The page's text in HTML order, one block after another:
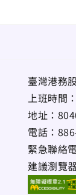
臺灣港務
上班時間
地址：
電話：
緊急聯絡
建議瀏覽